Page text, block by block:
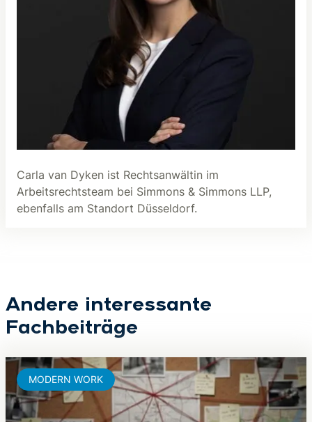
Carla van Dyken ist Rechtsanwältin im
Arbeitsrechtsteam bei Simmons & Simmons LLP,
ebenfalls am Standort Düsseldorf.
Andere interessante
Fachbeiträge
MODERN WORK